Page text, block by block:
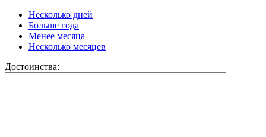
Несколько дней
Больше года
Менее месяца
Несколько месяцев
Достоинства: